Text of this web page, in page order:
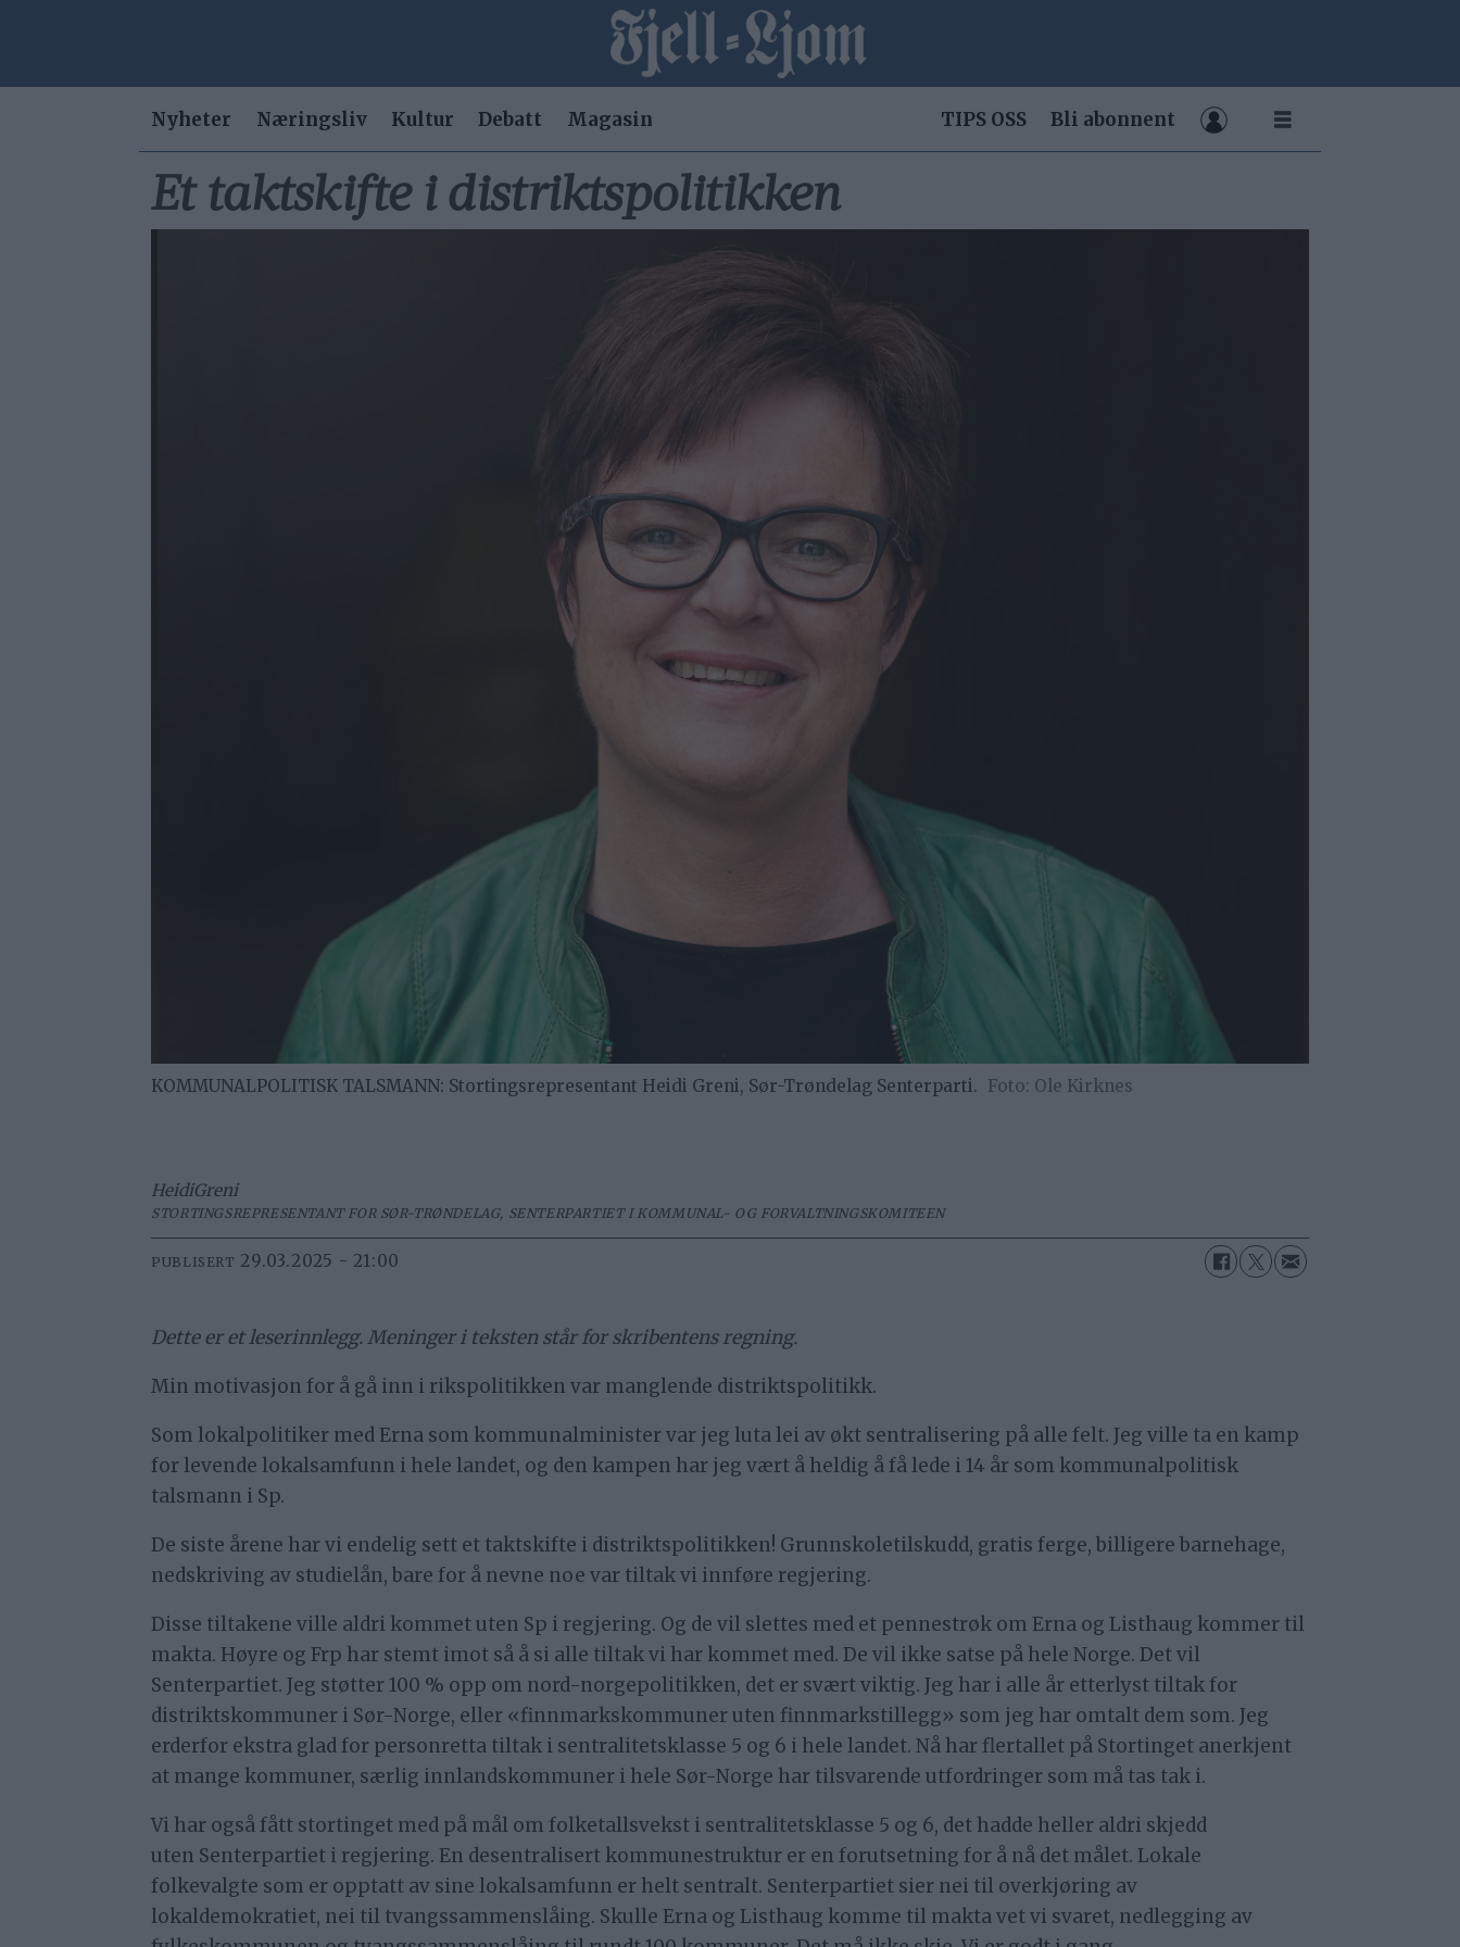
Nyheter Næringsliv Kultur Debatt Magasin TIPS OSS Bli abonnent
Et taktskifte i distriktspolitikken
KOMMUNALPOLITISK TALSMANN: Stortingsrepresentant Heidi Greni, Sør-Trøndelag Senterparti. Ole Kirknes
HeidiGreni
STORTINGSREPRESENTANT FOR SØR-TRØNDELAG, SENTERPARTIET I KOMMUNAL- OG FORVALTNINGSKOMITEEN
PUBLISERT 29.03.2025 - 21:00
Dette er et leserinnlegg. Meninger i teksten står for skribentens regning.
Min motivasjon for å gå inn i rikspolitikken var manglende distriktspolitikk.
Som lokalpolitiker med Erna som kommunalminister var jeg luta lei av økt sentralisering på alle felt. Jeg ville ta en kamp
for levende lokalsamfunn i hele landet, og den kampen har jeg vært å heldig å få lede i 14 år som kommunalpolitisk
talsmann i Sp.
De siste årene har vi endelig sett et taktskifte i distriktspolitikken! Grunnskoletilskudd, gratis ferge, billigere barnehage,
nedskriving av studielån, bare for å nevne noe var tiltak vi innføre regjering.
Disse tiltakene ville aldri kommet uten Sp i regjering. Og de vil slettes med et pennestrøk om Erna og Listhaug kommer til
makta. Høyre og Frp har stemt imot så å si alle tiltak vi har kommet med. De vil ikke satse på hele Norge. Det vil
Senterpartiet. Jeg støtter 100 % opp om nord-norgepolitikken, det er svært viktig. Jeg har i alle år etterlyst tiltak for
distriktskommuner i Sør-Norge, eller «finnmarkskommuner uten finnmarkstillegg» som jeg har omtalt dem som. Jeg
erderfor ekstra glad for personretta tiltak i sentralitetsklasse 5 og 6 i hele landet. Nå har flertallet på Stortinget anerkjent
at mange kommuner, særlig innlandskommuner i hele Sør-Norge har tilsvarende utfordringer som må tas tak i.
Vi har også fått stortinget med på mål om folketallsvekst i sentralitetsklasse 5 og 6, det hadde heller aldri skjedd
uten Senterpartiet i regjering. En desentralisert kommunestruktur er en forutsetning for å nå det målet. Lokale
folkevalgte som er opptatt av sine lokalsamfunn er helt sentralt. Senterpartiet sier nei til overkjøring av
lokaldemokratiet, nei til tvangssammenslåing. Skulle Erna og Listhaug komme til makta vet vi svaret, nedlegging av